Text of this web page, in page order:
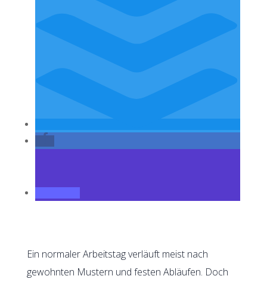
Ein normaler Arbeitstag verläuft meist nach
gewohnten Mustern und festen Abläufen. Doch